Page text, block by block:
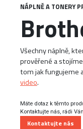
NÁPLNĚ A TONERY
Všechny náplně,
prověřené a
tom jak fungujeme
video.
Máte dotaz k těmto
Kontaktujte nás, rádi
Kontaktujte nás